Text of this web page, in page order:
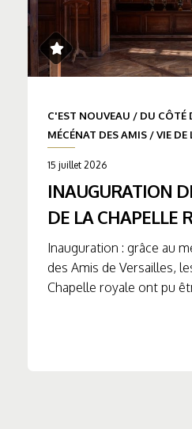
C'EST NOUVEAU / DU CÔTÉ
MÉCÉNAT DES AMIS /VIE DE
15 juillet 2026
INAUGURATION
DE LA CHAPELLE
Inauguration : grâce au
des Amis de Versailles,
Chapelle royale ont pu